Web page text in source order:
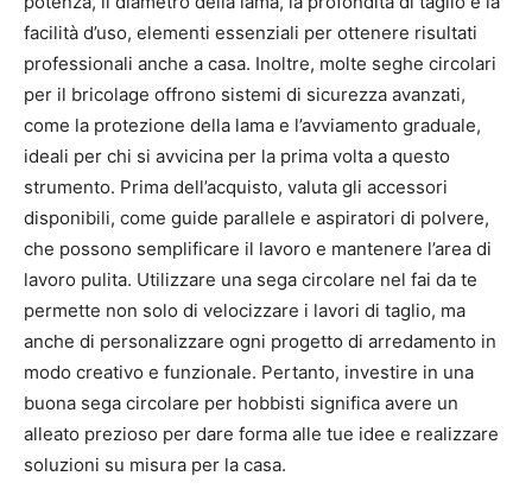
facilità d’uso, elementi essenziali per ottenere risultati
professionali anche a casa. Inoltre, molte seghe circolari
per il bricolage offrono sistemi di sicurezza avanzati,
come la protezione della lama e l’avviamento graduale,
ideali per chi si avvicina per la prima volta a questo
strumento. Prima dell’acquisto, valuta gli accessori
disponibili, come guide parallele e aspiratori di polvere,
che possono semplificare il lavoro e mantenere l’area di
lavoro pulita. Utilizzare una sega circolare nel fai da te
permette non solo di velocizzare i lavori di taglio, ma
anche di personalizzare ogni progetto di arredamento in
modo creativo e funzionale. Pertanto, investire in una
buona sega circolare per hobbisti significa avere un
alleato prezioso per dare forma alle tue idee e realizzare
soluzioni su misura per la casa.